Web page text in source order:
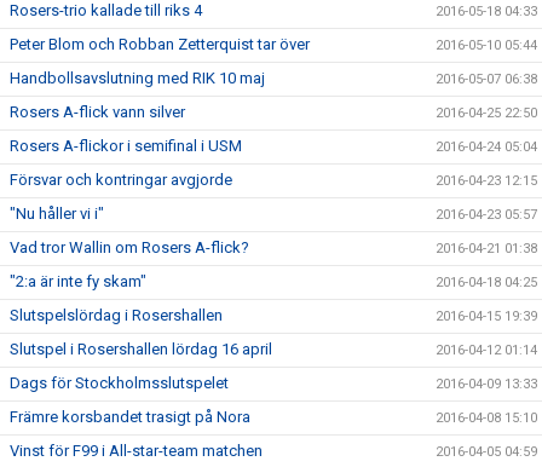
Rosers-trio kallade till riks 4 2016-05-18 04:33
Peter Blom och Robban Zetterquist tar över 2016-05-10 05:44
Handbollsavslutning med RIK 10 maj 2016-05-07 06:38
Rosers A-flick vann silver 2016-04-25 22:50
Rosers A-flickor i semifinal i USM 2016-04-24 05:04
Försvar och kontringar avgjorde 2016-04-23 12:15
"Nu håller vi i" 2016-04-23 05:57
Vad tror Wallin om Rosers A-flick? 2016-04-21 01:38
"2:a är inte fy skam" 2016-04-18 04:25
Slutspelslördag i Rosershallen 2016-04-15 19:39
Slutspel i Rosershallen lördag 16 april 2016-04-12 01:14
Dags för Stockholmsslutspelet 2016-04-09 13:33
Främre korsbandet trasigt på Nora 2016-04-08 15:10
Vinst för F99 i All-star-team matchen 2016-04-05 04:59